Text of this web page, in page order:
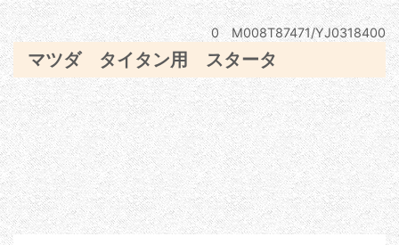
0 M008T87471/YJ0318400
マツダ タイタン用 スタータ